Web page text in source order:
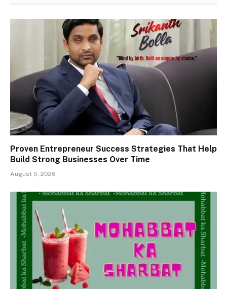
Proven Entrepreneur Success Strategies That Help
Build Strong Businesses Over Time
August 5, 2026